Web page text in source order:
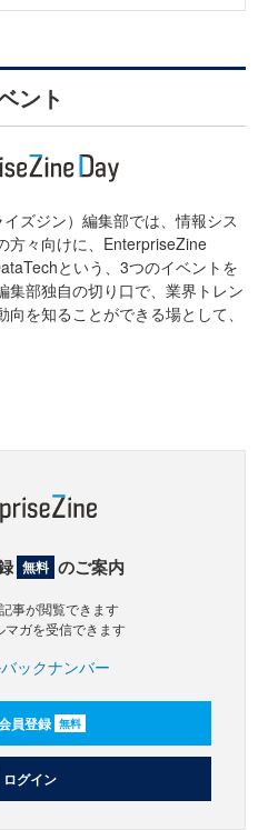
ント
ズジン）編集部では、情報シス
方々向けに、EnterpriseZine
という、3つのイベントを
集部独自の切り口で、業界トレン
を知ることができる場として、
無料 のご案内
事が閲覧できます
マガを受信できます
ックナンバー
員登録 無料
ログイン